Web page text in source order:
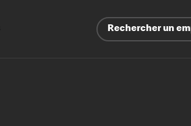
Rechercher un